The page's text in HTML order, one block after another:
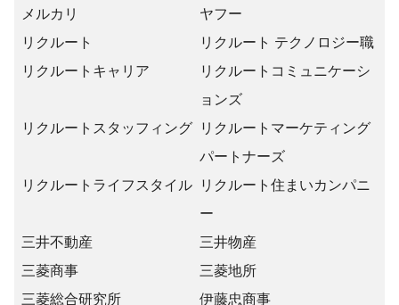
メルカリ
ヤフー
リクルート
リクルート テクノロジー職
リクルートキャリア
リクルートコミュニケーシ
ョンズ
リクルートスタッフィング
リクルートマーケティング
パートナーズ
リクルートライフスタイル
リクルート住まいカンパニ
ー
三井不動産
三井物産
三菱商事
三菱地所
三菱総合研究所
伊藤忠商事